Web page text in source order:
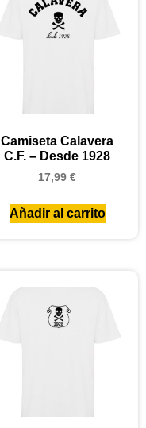
Camiseta Calavera
C.F. – Desde 1928
17,99 €
Añadir al carrito